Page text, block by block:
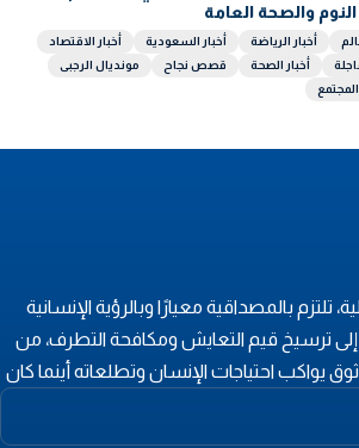
والصحة العامة
أخبار الرياضة أخبار السعودية
أخبار الاقتصاد
أخبار الصحة قصص نجاح
مونديال الرجبى
تلتزم بالمصداقية معيارًا وبالرؤية الإنسانية
ترسيخ قيم التعايش ومكافحة التطرف، من
احتياجات الإنسان وتطلعاته أينما كان